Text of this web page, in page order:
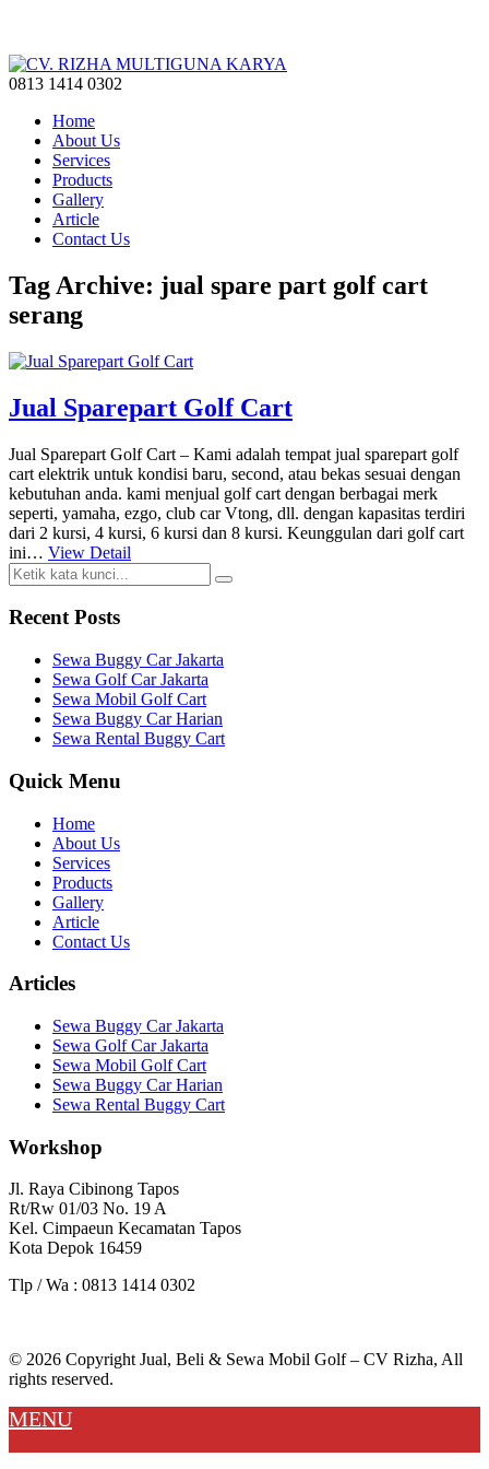
0813 1414 0302
Home
About Us
Services
Products
Gallery
Article
Contact Us
Tag Archive: jual spare part golf cart
serang
Jual Sparepart Golf Cart
Jual Sparepart Golf Cart – Kami adalah tempat jual sparepart golf
cart elektrik untuk kondisi baru, second, atau bekas sesuai dengan
kebutuhan anda. kami menjual golf cart dengan berbagai merk
seperti, yamaha, ezgo, club car Vtong, dll. dengan kapasitas terdiri
dari 2 kursi, 4 kursi, 6 kursi dan 8 kursi. Keunggulan dari golf cart
ini… View Detail
Recent Posts
Sewa Buggy Car Jakarta
Sewa Golf Car Jakarta
Sewa Mobil Golf Cart
Sewa Buggy Car Harian
Sewa Rental Buggy Cart
Quick Menu
Home
About Us
Services
Products
Gallery
Article
Contact Us
Articles
Sewa Buggy Car Jakarta
Sewa Golf Car Jakarta
Sewa Mobil Golf Cart
Sewa Buggy Car Harian
Sewa Rental Buggy Cart
Workshop
Jl. Raya Cibinong Tapos
Rt/Rw 01/03 No. 19 A
Kel. Cimpaeun Kecamatan Tapos
Kota Depok 16459
Tlp / Wa : 0813 1414 0302
© 2026 Copyright Jual, Beli & Sewa Mobil Golf – CV Rizha, All
rights reserved.
MENU